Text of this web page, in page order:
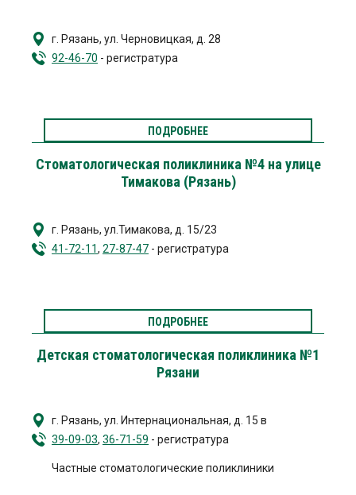
г. Рязань, ул. Черновицкая, д. 28
92-46-70 - регистратура
ПОДРОБНЕЕ
Стоматологическая поликлиника №4 на улице
Тимакова (Рязань)
г. Рязань, ул.Тимакова, д. 15/23
41-72-11, 27-87-47 - регистратура
ПОДРОБНЕЕ
Детская стоматологическая поликлиника №1
Рязани
г. Рязань, ул. Интернациональная, д. 15 в
39-09-03, 36-71-59 - регистратура
Частные стоматологические поликлиники